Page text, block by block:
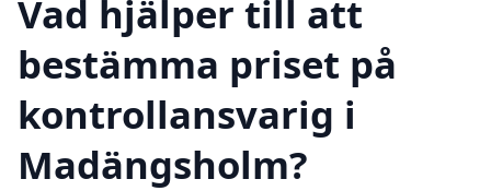
Vad hjälper till att
bestämma priset på
kontrollansvarig i
Madängsholm?